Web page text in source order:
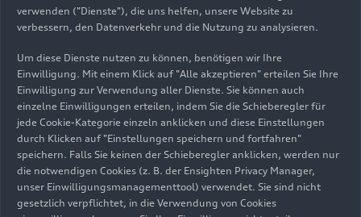
verwenden ("Dienste"), die uns helfen, unsere Website zu
verbessern, den Datenverkehr und die Nutzung zu analysieren.
Um diese Dienste nutzen zu können, benötigen wir Ihre
Einwilligung. Mit einem Klick auf "Alle akzeptieren" erteilen Sie Ihre
Einwilligung zur Verwendung aller Dienste. Sie können auch
einzelne Einwilligungen erteilen, indem Sie die Schieberegler für
jede Cookie-Kategorie einzeln anklicken und diese Einstellungen
durch Klicken auf "Einstellungen speichern und fortfahren"
speichern. Falls Sie keinen der Schieberegler anklicken, werden nur
die notwendigen Cookies (z. B. der Ensighten Privacy Manager,
unser Einwilligungsmanagementtool) verwendet. Sie sind nicht
gesetzlich verpflichtet, in die Verwendung von Cookies